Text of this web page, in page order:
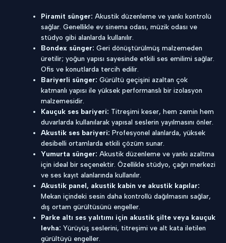
Piramit sünger: Akustik düzenleme ve yankı kontrolü
sağlar. Genellikle ev sinema odası, müzik odası ve
stüdyo gibi alanlarda kullanılır.
Bondex sünger: Geri dönüştürülmüş malzemeden
üretilir; yoğun yapısı sayesinde etkili ses emilimi sağlar.
Ofis ve konutlarda tercih edilir.
Bariyerli sünger: Gürültü geçişini azaltan çok
katmanlı yapısı ile yüksek performanslı bir izolasyon
malzemesidir.
Kauçuk ses bariyeri: Titreşimi keser, hem zemin hem
duvarlarda kullanılarak yapısal seslerin yayılmasını önler.
Akustik ses bariyeri: Profesyonel alanlarda, yüksek
desibelli ortamlarda etkili çözüm sunar.
Yumurta sünger: Akustik düzenleme ve yankı azaltma
için ideal bir seçenektir. Özellikle stüdyo, çağrı merkezi
ve ses kayıt alanlarında kullanılır.
Akustik panel, akustik kabin ve akustik kapılar:
Mekan içindeki sesin daha kontrollü dağılmasını sağlar,
dış ortam gürültüsünü engeller.
Parke altı ses yalıtımı için akustik şilte veya kauçuk
levha: Yürüyüş seslerini, titreşimi ve alt kata iletilen
gürültüyü engeller.